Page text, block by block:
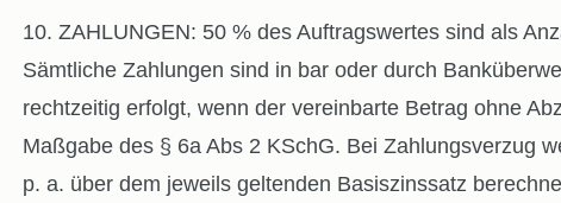
10. ZAHLUNGEN: 50 % des Auftragswertes sind als
Sämtliche Zahlungen sind in bar oder durch
rechtzeitig erfolgt, wenn der vereinbarte Betrag ohne
Maßgabe des § 6a Abs 2 KSchG. Bei Zahlungsverzug
p. a. über dem jeweils geltenden Basiszinssatz